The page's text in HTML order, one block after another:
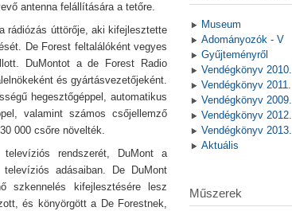
antenna felállítására a tetőre.
rádiózás úttörője, aki kifejlesztette
De Forest feltalálóként vegyes
DuMontot a de Forest Radio
és gyártásvezetőjeként.
hegesztőgéppel, automatikus
valamint számos csőjellemző
000 csőre növelték.
rendszerét, DuMont a
adásaiban. De DuMont
szkennelés kifejlesztésére lesz
és könyörgött a De Forestnek,
Museum
Adományozók - V
Gyűjteményről
Vendégkönyv 2010.
Vendégkönyv 2011.
Vendégkönyv 2009.
Vendégkönyv 2012.
Vendégkönyv 2013.
Aktuális
Műszerek